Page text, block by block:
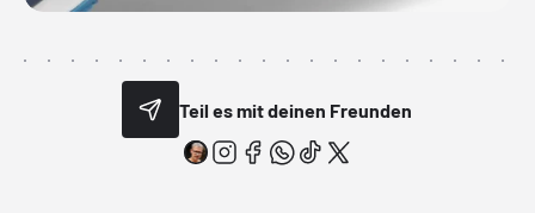
Teil es mit deinen Freunden